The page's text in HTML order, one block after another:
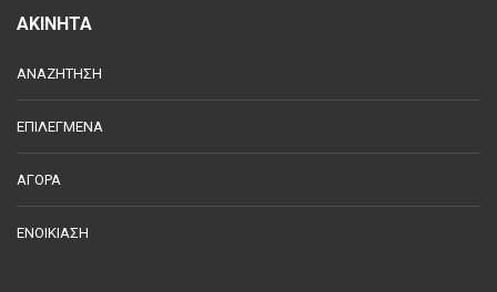
ΑΚΙΝΗΤΑ
ΑΝΑΖΗΤΗΣΗ
ΕΠΙΛΕΓΜΕΝΑ
ΑΓΟΡΑ
ΕΝΟΙΚΙΑΣΗ